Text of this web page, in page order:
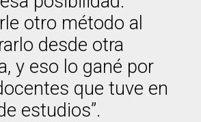
otro método al
desde otra
y eso lo gané por
que tuve en
estudios”.